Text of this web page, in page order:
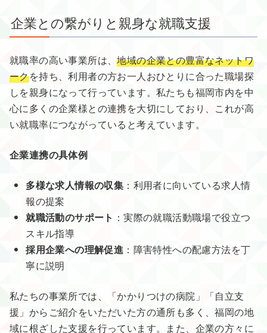
企業との繋がりと親身な就職支援
就職率の高い事業所は、地域の企業との豊富なネットワ
ークを持ち、利用者の方お一人おひとりに合った職場探
しを親身になって行っています。私たちも福岡市内を中
心に多くの企業様との連携を大切にしており、これが高
い就職率につながっていると考えています。
企業連携の具体例
多様な求人情報の収集 ：利用者に向いている求人情
報の提案
就職活動のサポート ：実際の就職活動職場で役立つ
スキル指導
採用企業への理解促進 ：障害特性への配慮方法を丁
寧に説明
私たちの事業所では、「かかりつけの病院」「自立支
援」からご紹介をいただいた方の通所も多く、福岡の地
域に根ざした支援を行っています。また、企業の方々に